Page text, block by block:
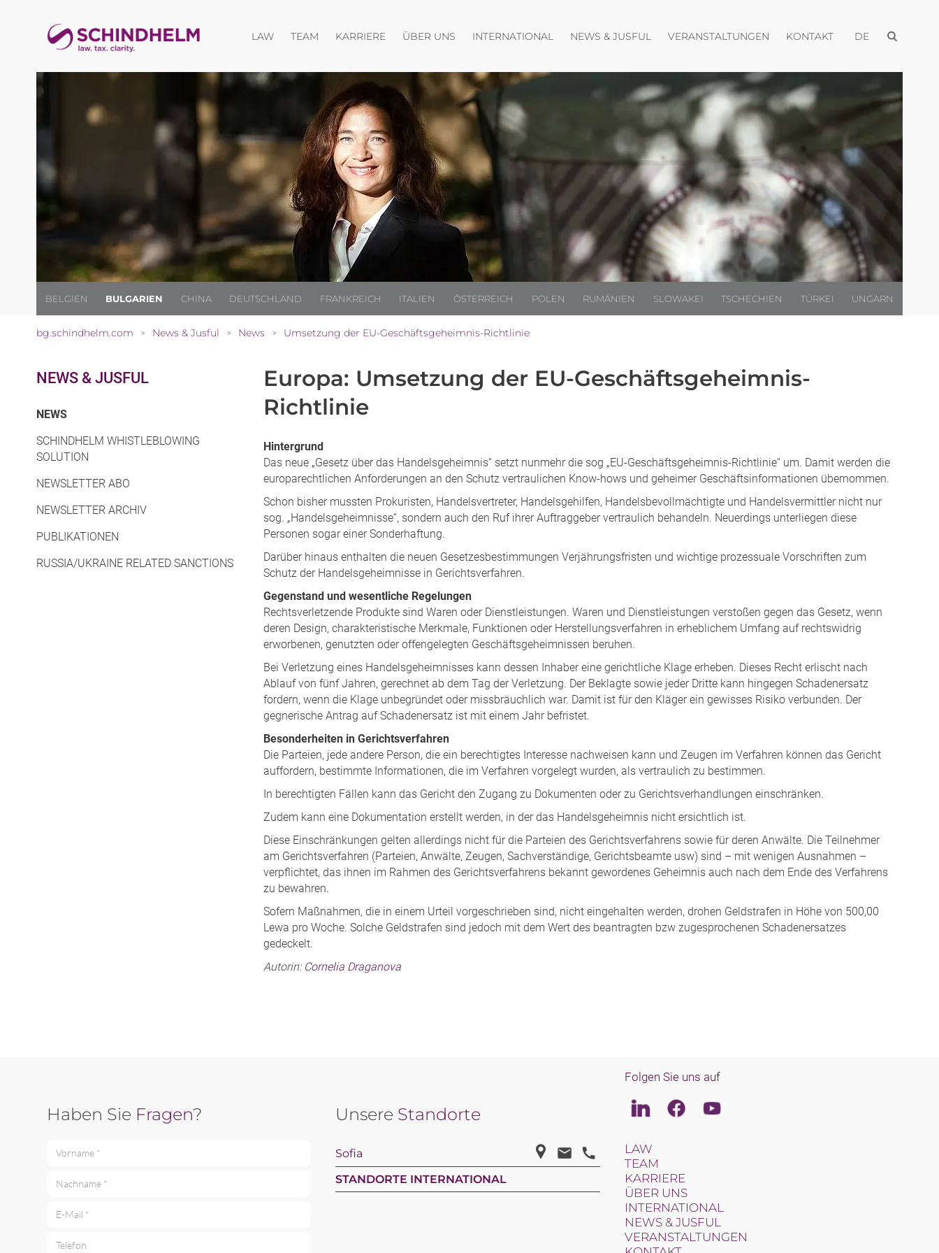
LAWMenü öffnen
TEAM KARRIERE ÜBER UNS Menü öffnen
INTERNATIONAL Menü öffnen
NEWS & JUSFUL Menü öffnen
VERANSTALTUNGEN Menü öffnen
KONTAKTMenü öffnen
DE Menü öffnen
BELGIEN BULGARIEN CHINA DEUTSCHLAND FRANKREICH ITALIEN ÖSTERREICH POLEN RUMÄNIEN SLOWAKEI TSCHECHIEN TÜRKEI UNGARN
bg.schindhelm.com > News & Jusful > News > Umsetzung der EU-Geschäftsgeheimnis-Richtlinie
NEWS & JUSFUL
NEWS(CURRENT)
SCHINDHELM WHISTLEBLOWING
SOLUTION
NEWSLETTER ABO
NEWSLETTER ARCHIV
PUBLIKATIONEN
RUSSIA/UKRAINE RELATED SANCTIONS
Europa: Umsetzung der EU-Geschäftsgeheimnis-
Richtlinie
Hintergrund
Das neue „Gesetz über das Handelsgeheimnis“ setzt nunmehr die sog „EU-Geschäftsgeheimnis-Richtlinie“ um. Damit werden die
europarechtlichen Anforderungen an den Schutz vertraulichen Know-hows und geheimer Geschäftsinformationen übernommen.
Schon bisher mussten Prokuristen, Handelsvertreter, Handelsgehilfen, Handelsbevollmächtigte und Handelsvermittler nicht nur
sog. „Handelsgeheimnisse“, sondern auch den Ruf ihrer Auftraggeber vertraulich behandeln. Neuerdings unterliegen diese
Personen sogar einer Sonderhaftung.
Darüber hinaus enthalten die neuen Gesetzesbestimmungen Verjährungsfristen und wichtige prozessuale Vorschriften zum
Schutz der Handelsgeheimnisse in Gerichtsverfahren.
Gegenstand und wesentliche Regelungen
Rechtsverletzende Produkte sind Waren oder Dienstleistungen. Waren und Dienstleistungen verstoßen gegen das Gesetz, wenn
deren Design, charakteristische Merkmale, Funktionen oder Herstellungsverfahren in erheblichem Umfang auf rechtswidrig
erworbenen, genutzten oder offengelegten Geschäftsgeheimnissen beruhen.
Bei Verletzung eines Handelsgeheimnisses kann dessen Inhaber eine gerichtliche Klage erheben. Dieses Recht erlischt nach
Ablauf von fünf Jahren, gerechnet ab dem Tag der Verletzung. Der Beklagte sowie jeder Dritte kann hingegen Schadenersatz
fordern, wenn die Klage unbegründet oder missbräuchlich war. Damit ist für den Kläger ein gewisses Risiko verbunden. Der
gegnerische Antrag auf Schadenersatz ist mit einem Jahr befristet.
Besonderheiten in Gerichtsverfahren
Die Parteien, jede andere Person, die ein berechtigtes Interesse nachweisen kann und Zeugen im Verfahren können das Gericht
auffordern, bestimmte Informationen, die im Verfahren vorgelegt wurden, als vertraulich zu bestimmen.
In berechtigten Fällen kann das Gericht den Zugang zu Dokumenten oder zu Gerichtsverhandlungen einschränken.
Zudem kann eine Dokumentation erstellt werden, in der das Handelsgeheimnis nicht ersichtlich ist.
Diese Einschränkungen gelten allerdings nicht für die Parteien des Gerichtsverfahrens sowie für deren Anwälte. Die Teilnehmer
am Gerichtsverfahren (Parteien, Anwälte, Zeugen, Sachverständige, Gerichtsbeamte usw) sind – mit wenigen Ausnahmen –
verpflichtet, das ihnen im Rahmen des Gerichtsverfahrens bekannt gewordenes Geheimnis auch nach dem Ende des Verfahrens
zu bewahren.
Sofern Maßnahmen, die in einem Urteil vorgeschrieben sind, nicht eingehalten werden, drohen Geldstrafen in Höhe von 500,00
Lewa pro Woche. Solche Geldstrafen sind jedoch mit dem Wert des beantragten bzw zugesprochenen Schadenersatzes
gedeckelt.
Autorin: Cornelia Draganova
Haben Sie Fragen?
Vorname *
Nachname *
E-Mail *
Unsere Standorte
Sofia
STANDORTE INTERNATIONAL
Folgen Sie uns auf
LinkedinFacebookYoutube
LAW
TEAM
KARRIERE
ÜBER UNS
INTERNATIONAL
NEWS & JUSFUL
VERANSTALTUNGEN